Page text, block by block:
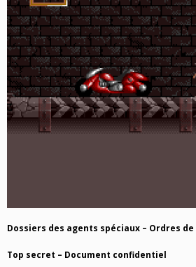
Dossiers des agents spéciaux – Ordres
Top secret – Document confidentiel